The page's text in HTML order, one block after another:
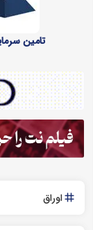
تامین
اوراق